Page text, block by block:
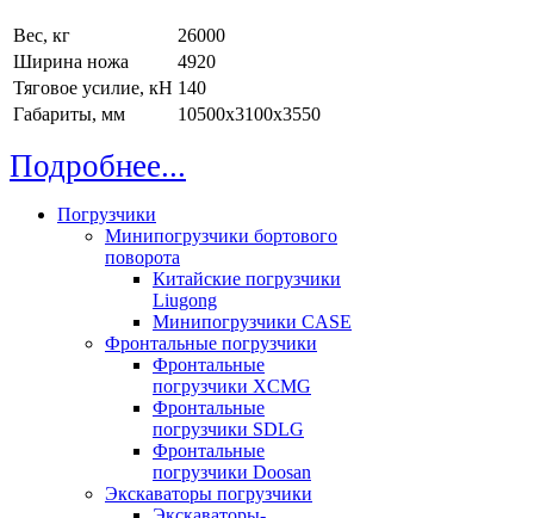
Вес, кг
26000
Ширина ножа
4920
Тяговое усилие, кН 140
Габариты, мм
10500х3100x3550
Подробнее...
Погрузчики
Минипогрузчики бортового
поворота
Китайские погрузчики
Liugong
Минипогрузчики CASE
Фронтальные погрузчики
Фронтальные
погрузчики XCMG
Фронтальные
погрузчики SDLG
Фронтальные
погрузчики Doosan
Экскаваторы погрузчики